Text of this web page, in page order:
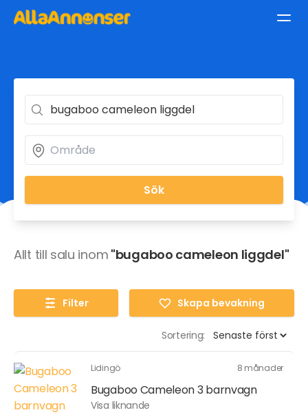
Sök
Allt till salu inom "bugaboo cameleon liggdel"
Filter Skapa bevakning
Sortering:
Lidingö 8 månader
Bugaboo Cameleon 3 barnvagn
Visa liknande